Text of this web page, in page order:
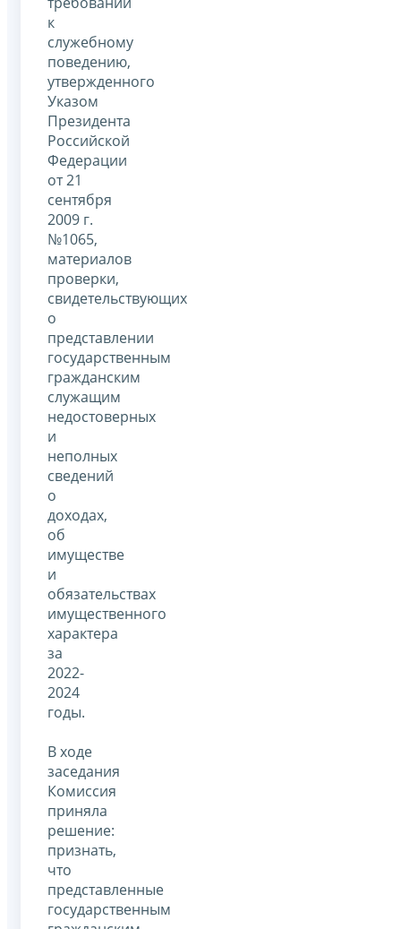
к
служебному
поведению,
утвержденного
Указом
Президента
Российской
Федерации
от 21
сентября
2009 г.
№1065,
материалов
проверки,
свидетельствующих
о
представлении
государственным
гражданским
служащим
недостоверных
и
неполных
сведений
о
доходах,
об
имуществе
и
обязательствах
имущественного
характера
за
2022-
2024
годы.
В ходе
заседания
Комиссия
приняла
решение:
признать,
что
представленные
государственным